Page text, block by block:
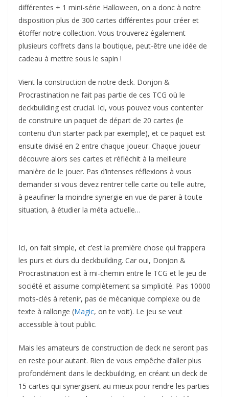
différentes + 1 mini-série Halloween, on a donc à notre
disposition plus de 300 cartes différentes pour créer et
étoffer notre collection. Vous trouverez également
plusieurs coffrets dans la boutique, peut-être une idée de
cadeau à mettre sous le sapin !
Vient la construction de notre deck. Donjon &
Procrastination ne fait pas partie de ces TCG où le
deckbuilding est crucial. Ici, vous pouvez vous contenter
de construire un paquet de départ de 20 cartes (le
contenu d’un starter pack par exemple), et ce paquet est
ensuite divisé en 2 entre chaque joueur. Chaque joueur
découvre alors ses cartes et réfléchit à la meilleure
manière de le jouer. Pas d’intenses réflexions à vous
demander si vous devez rentrer telle carte ou telle autre,
à peaufiner la moindre synergie en vue de parer à toute
situation, à étudier la méta actuelle…
Ici, on fait simple, et c’est la première chose qui frappera
les purs et durs du deckbuilding. Car oui, Donjon &
Procrastination est à mi-chemin entre le TCG et le jeu de
société et assume complètement sa simplicité. Pas 10000
mots-clés à retenir, pas de mécanique complexe ou de
texte à rallonge (Magic, on te voit). Le jeu se veut
accessible à tout public.
Mais les amateurs de construction de deck ne seront pas
en reste pour autant. Rien de vous empêche d’aller plus
profondément dans le deckbuilding, en créant un deck de
15 cartes qui synergisent au mieux pour rendre les parties